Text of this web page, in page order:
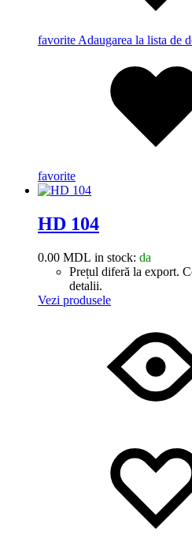
favorite Adaugarea la lista de
favorite
HD 104
0.00 MDL in stock: da
Prețul diferă la export.
detalii.
Vezi produsele